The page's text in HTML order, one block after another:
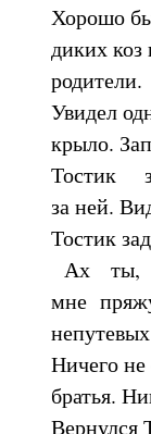
Хорошо
диких
родители.
Увидел
крыло.
Тостик
за ней.
Тостик
Ах ты,
мне
Ничего не
братья.
Вернулся